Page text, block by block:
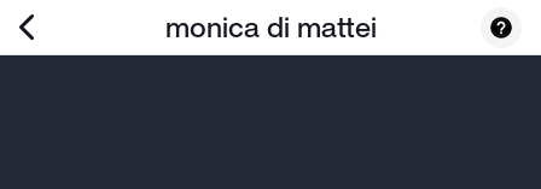
monica di mattei